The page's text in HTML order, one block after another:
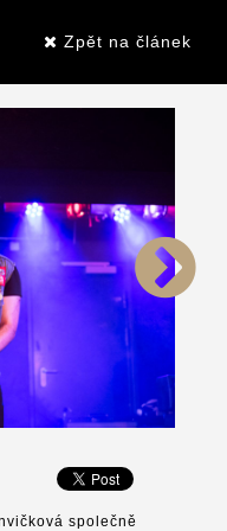
Zpět na článek
společně